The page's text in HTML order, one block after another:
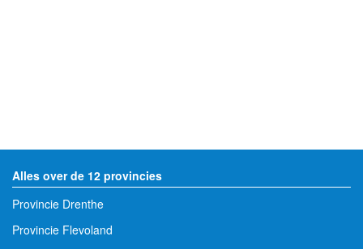
Alles over de 12 provincies
Provincie Drenthe
Provincie Flevoland